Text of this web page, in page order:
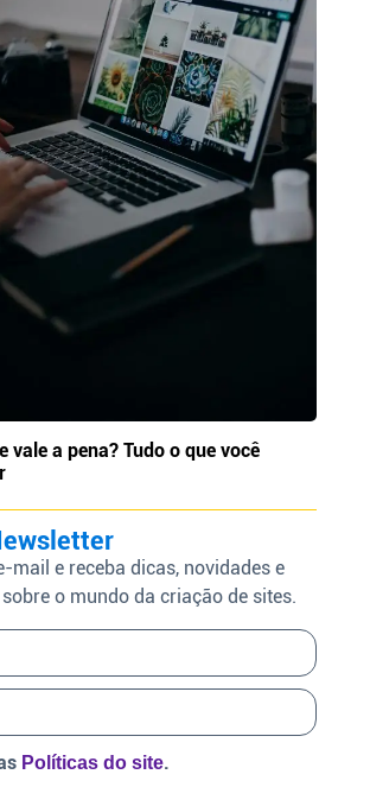
vale a pena? Tudo o que você
mail e receba dicas, novidades e
o mundo da criação de sites.
Políticas do site.